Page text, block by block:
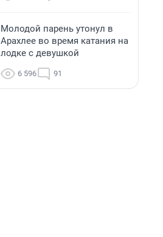
Молодой парень утонул в
Арахлее во время катания на
лодке с девушкой
6 596 91